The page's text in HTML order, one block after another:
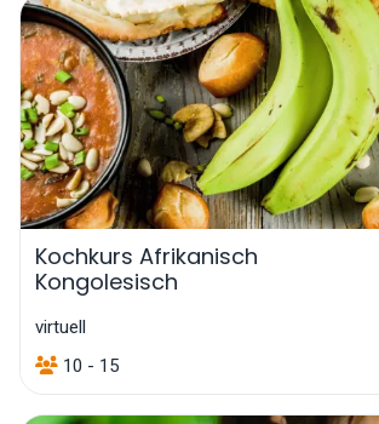
Kochkurs Afrikanisch
Kongolesisch
virtuell
10 - 15